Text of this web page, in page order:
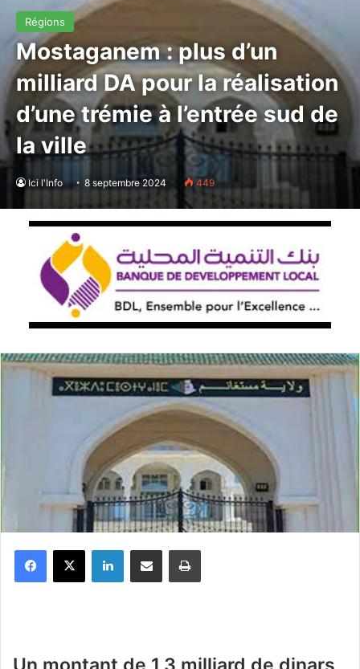
Régions
Mostaganem : plus d’un
milliard DA pour la réalisation
d’une trémie à l’entrée sud de
la ville
Ici l'Info 8 septembre 2024 449